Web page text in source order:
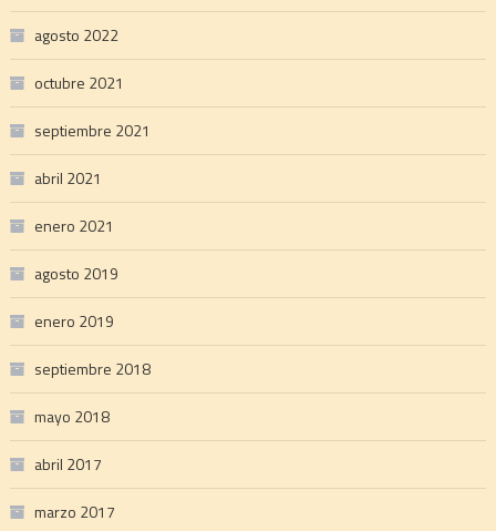
agosto 2022
octubre 2021
septiembre 2021
abril 2021
enero 2021
agosto 2019
enero 2019
septiembre 2018
mayo 2018
abril 2017
marzo 2017